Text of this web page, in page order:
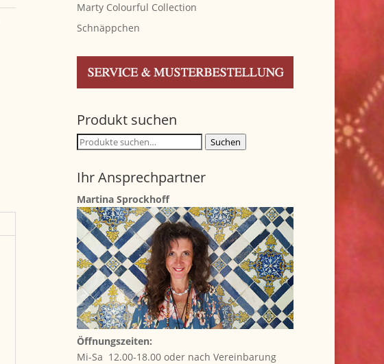
Marty Colourful Collection
Schnäppchen
Produkt suchen
Suche
Suchen
Ihr Ansprechpartner
Martina Sprockhoff
Öffnungszeiten:
Mi-Sa 12.00-18.00 oder nach Vereinbarung